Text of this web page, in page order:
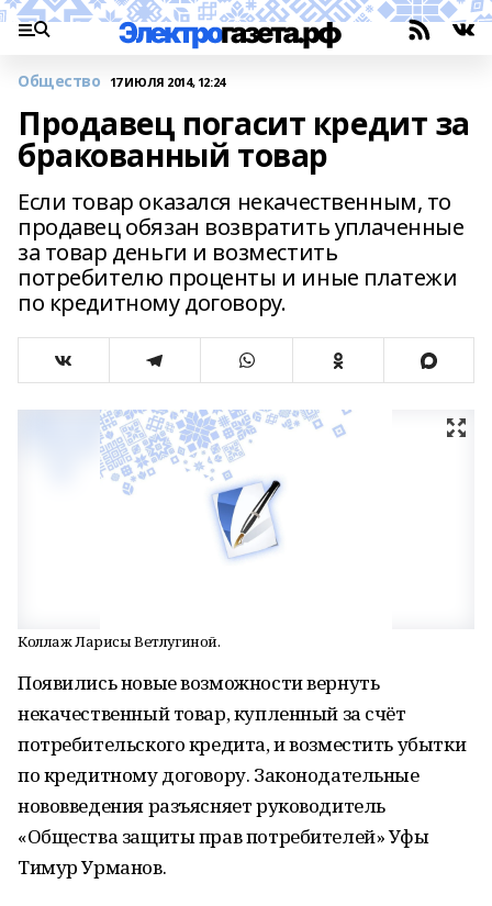
Общество 17 ИЮЛЯ 2014, 12:24
Продавец погасит кредит за
бракованный товар
Если товар оказался некачественным, то
продавец обязан возвратить уплаченные
за товар деньги и возместить
потребителю проценты и иные платежи
по кредитному договору.
Коллаж Ларисы Ветлугиной.
Появились новые возможности вернуть
некачественный товар, купленный за счёт
потребительского кредита, и возместить убытки
по кредитному договору. Законодательные
нововведения разъясняет руководитель
«Общества защиты прав потребителей» Уфы
Тимур Урманов.